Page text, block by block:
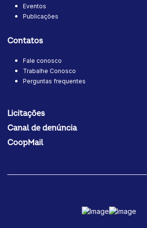
Eventos
Publicações
Contatos
Fale conosco
Trabalhe Conosco
Perguntas frequentes
Licitações
Canal de denúncia
CoopMail